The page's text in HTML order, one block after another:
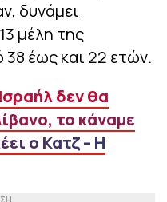
δυνάμει
μέλη της
έως και 22 ετών.
δεν θα
το κάναμε
ο Κατζ – Η